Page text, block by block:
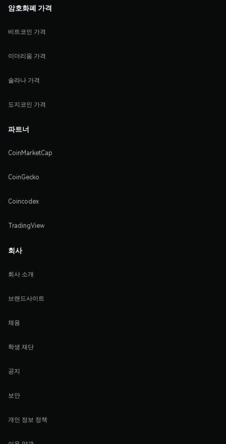
암호화폐 가격
비트코인 가격
이더리움 가격
솔라나 가격
도지코인 가격
파트너
CoinMarketCap
CoinGecko
Coincodex
TradingView
회사
회사 소개
브랜드사이트
채용
학생 재단
공지
보안
개인 정보 정책